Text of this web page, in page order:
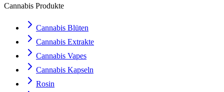
Cannabis Produkte
Cannabis Blüten
Cannabis Extrakte
Cannabis Vapes
Cannabis Kapseln
Rosin